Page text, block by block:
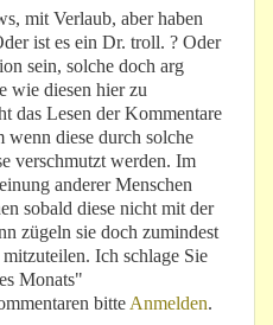
mit Verlaub, aber haben
ist es ein Dr. troll. ? Oder
sein, solche doch arg
wie diesen hier zu
das Lesen der Kommentare
wenn diese durch solche
verschmutzt werden. Im
anderer Menschen
sobald diese nicht mit der
zügeln sie doch zumindest
Ich schlage Sie
Monats"
bitte Anmelden.